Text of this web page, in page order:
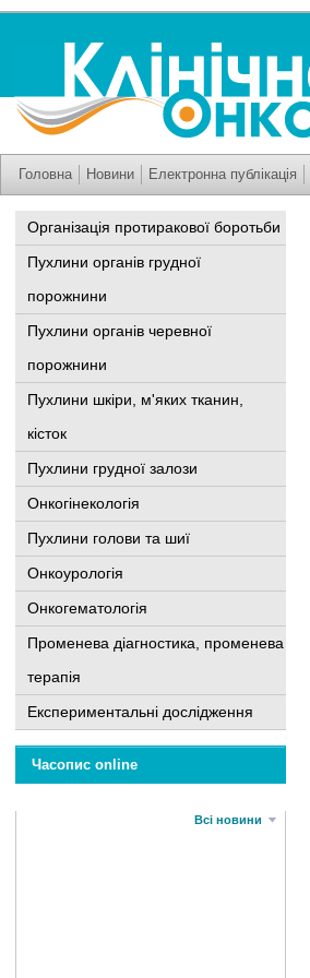
Головна Новини Електронна публікація
Організація протиракової боротьби
Пухлини органів грудної
порожнини
Пухлини органів черевної
порожнини
Пухлини шкіри, м'яких тканин,
кісток
Пухлини грудної залози
Онкогінекологія
Пухлини голови та шиї
Онкоурологія
Онкогематологія
Променева діагностика, променева
терапія
Експериментальні дослідження
Часопис online
Всі новини